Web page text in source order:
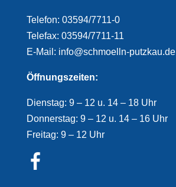
Telefon: 03594/7711-0
Telefax: 03594/7711-11
E-Mail: info@schmoelln-putzkau.de
Öffnungszeiten:
Dienstag: 9 – 12 u. 14 – 18 Uhr
Donnerstag: 9 – 12 u. 14 – 16 Uhr
Freitag: 9 – 12 Uhr